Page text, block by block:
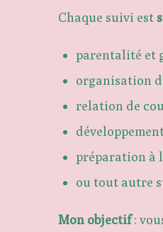
Chaque suivi est
parentalité et
organisation
relation de
préparation à
ou tout autre
Mon objectif: